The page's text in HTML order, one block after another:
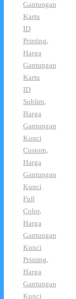
Gantungan
Kartu
ID
Printing,
Harga
Gantungan
Kartu
ID
Sublim,
Harga
Gantungan
Kunci
Custom,
Harga
Gantungan
Kunci
Full
Color,
Harga
Gantungan
Kunci
Printing,
Harga
Gantungan
Kunci